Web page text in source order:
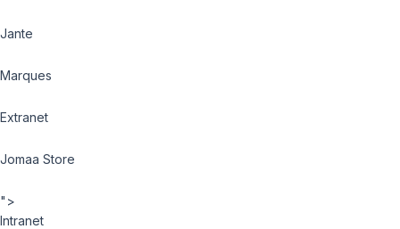
Jante
Marques
Extranet
Jomaa Store
">
Intranet